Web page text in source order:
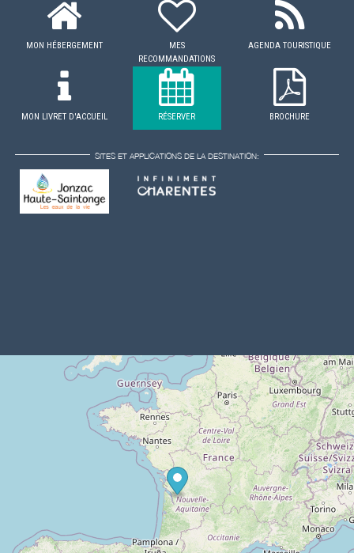
MON HÉBERGEMENT
MES
RECOMMANDATIONS
AGENDA TOURISTIQUE
MON LIVRET D'ACCUEIL RÉSERVER BROCHURE
SITES ET APPLICATIONS DE LA DESTINATION: